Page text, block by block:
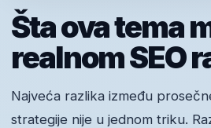
Šta ova tema
realnom SEO
Najveća razlika između
strategije nije u jednom triku.